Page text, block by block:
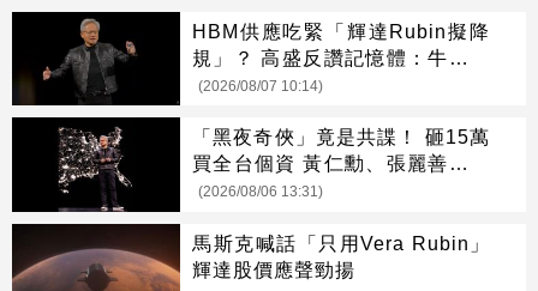
HBM供應吃緊「輝達Rubin擬降
規」？ 高盛反讚記憶體：牛市才
開始
(2026/08/07 10:14)
「黑夜奇俠」竟是共諜！ 砸15萬
買全台個資 黃仁勳、張麗善也受
害
(2026/08/06 13:31)
馬斯克喊話「只用Vera Rubin」
輝達股價應聲勁揚